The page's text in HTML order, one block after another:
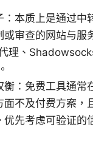
：本质上是通过中
或审查的网站与服
理、
衡：免费工具通常
面不及付费方案，
优先考虑可验证的